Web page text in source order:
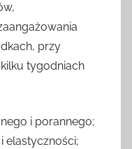
przy
tygodniach
i porannego;
elastyczności;